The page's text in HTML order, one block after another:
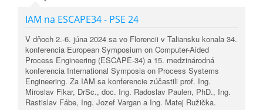
IAM na ESCAPE34 - PSE 24
V dňoch 2.-6. júna 2024 sa vo Florencii v Taliansku konala 34.
konferencia European Symposium on Computer-Aided
Process Engineering (ESCAPE-34) a 15. medzinárodná
konferencia International Symposia on Process Systems
Engineering. Za IAM sa konferencie zúčastili prof. Ing.
Miroslav Fikar, DrSc., doc. Ing. Radoslav Paulen, PhD., Ing.
Rastislav Fábe, Ing. Jozef Vargan a Ing. Matej Ružička.